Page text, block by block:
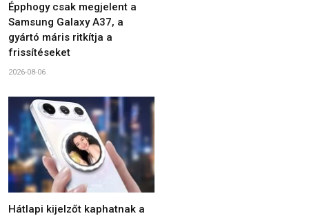
Épphogy csak megjelent a
Samsung Galaxy A37, a
gyártó máris ritkítja a
frissítéseket
2026-08-06
Hátlapi kijelzőt kaphatnak a